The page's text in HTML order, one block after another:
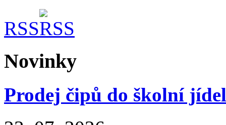
RSS
Novinky
Prodej čipů do školní